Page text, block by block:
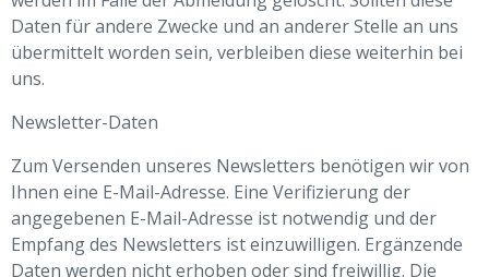
Daten für andere Zwecke und an anderer Stelle an uns
übermittelt worden sein, verbleiben diese weiterhin bei
uns.
Newsletter-Daten
Zum Versenden unseres Newsletters benötigen wir von
Ihnen eine E-Mail-Adresse. Eine Verifizierung der
angegebenen E-Mail-Adresse ist notwendig und der
Empfang des Newsletters ist einzuwilligen. Ergänzende
Daten werden nicht erhoben oder sind freiwillig. Die